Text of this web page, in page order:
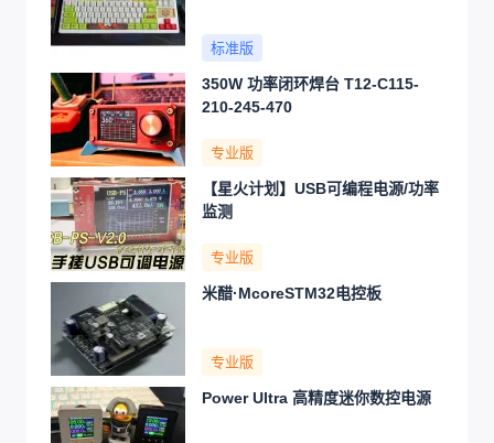
标准版
350W 功率闭环焊台 T12-C115-
210-245-470
专业版
【星火计划】USB可编程电源/功率
监测
专业版
米醋·McoreSTM32电控板
专业版
Power Ultra 高精度迷你数控电源